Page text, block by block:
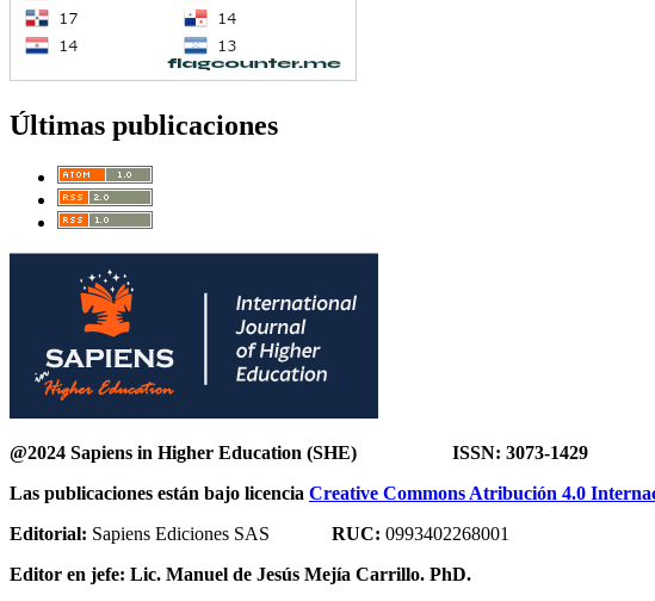
Últimas publicaciones
@2024 Sapiens in Higher Education (SHE) ISSN: 3073-1429
Las publicaciones están bajo licencia Creative Commons Atribución 4.0
Editorial: Sapiens Ediciones SAS RUC: 0993402268001
Editor en jefe: Lic. Manuel de Jesús Mejía Carrillo. PhD.